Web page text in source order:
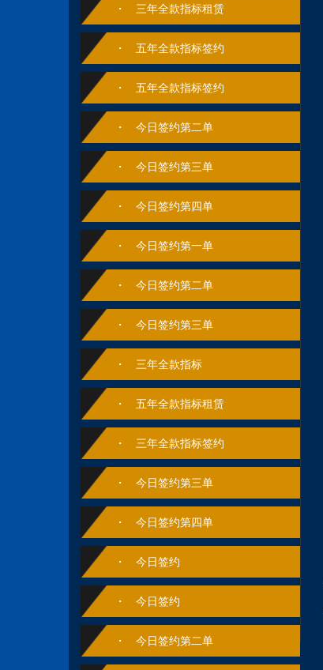
三年全款指标租赁
五年全款指标签约
五年全款指标签约
今日签约第二单
今日‮约签‬第‬三单
今日签约第四单
今日签约第一单
今日签约第二单
今日签约第三单
三年全款指标
五年全款指标租赁
三年全款指标签约
今日签约第三单
今日签约第四单
今日签约
今日签约
今日签约第二单